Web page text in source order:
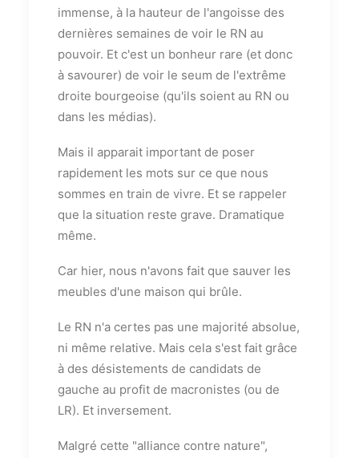
immense, à la hauteur de l'angoisse des
dernières semaines de voir le RN au
pouvoir. Et c'est un bonheur rare (et donc
à savourer) de voir le seum de l'extrême
droite bourgeoise (qu'ils soient au RN ou
dans les médias).
Mais il apparait important de poser
rapidement les mots sur ce que nous
sommes en train de vivre. Et se rappeler
que la situation reste grave. Dramatique
même.
Car hier, nous n'avons fait que sauver les
meubles d'une maison qui brûle.
Le RN n'a certes pas une majorité absolue,
ni même relative. Mais cela s'est fait grâce
à des désistements de candidats de
gauche au profit de macronistes (ou de
LR). Et inversement.
Malgré cette "alliance contre nature",